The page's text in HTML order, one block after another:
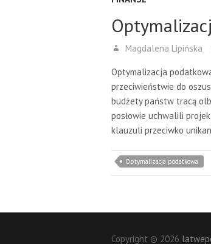
Magdalena Lipińska
Optymalizacja
przeciwieństwie do
budżety państw tracą
posłowie uchwalili
klauzuli przeciwko
Optymalizacja podatkowa
Copyright © 2026